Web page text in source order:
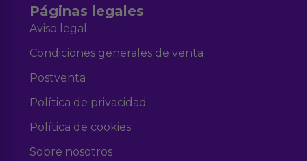
Páginas legales
Aviso legal
Condiciones generales de venta
Postventa
Política de privacidad
Política de cookies
Sobre nosotros